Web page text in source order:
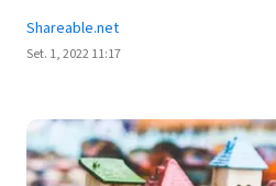
Shareable.net
Set. 1, 2022 11:17